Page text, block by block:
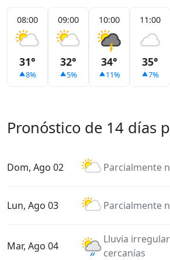
08:00
31°
8%
09:00
32°
5%
10:00
34°
11%
11:00
35°
7%
Pronóstico de 14 días
Dom, Ago 02 Parcialmente
Lun, Ago 03 Parcialmente
Mar, Ago 04
Lluvia
cercanías